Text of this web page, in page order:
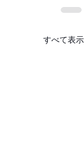
すべて表示